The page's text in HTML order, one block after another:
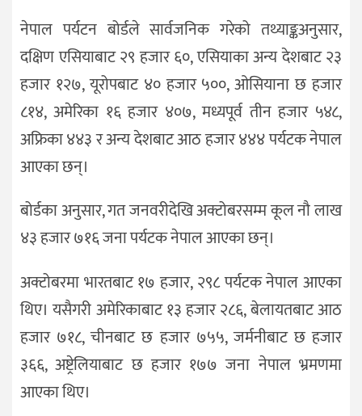
नेपाल पर्यटन बोर्डले सार्वजनिक गरेको तथ्याङ्कअनुसार,
दक्षिण एसियाबाट २९ हजार ६०, एसियाका अन्य देशबाट २३
हजार १२७, यूरोपबाट ४० हजार ५००, ओसियाना छ हजार
८१४, अमेरिका १६ हजार ४०७, मध्यपूर्व तीन हजार ५४८,
अफ्रिका ४४३ र अन्य देशबाट आठ हजार ४४४ पर्यटक नेपाल
आएका छन्।
बोर्डका अनुसार, गत जनवरीदेखि अक्टोबरसम्म कूल नौ लाख
४३ हजार ७१६ जना पर्यटक नेपाल आएका छन्।
अक्टोबरमा भारतबाट १७ हजार, २९८ पर्यटक नेपाल आएका
थिए। यसैगरी अमेरिकाबाट १३ हजार २८६, बेलायतबाट आठ
हजार ७१८, चीनबाट छ हजार ७५५, जर्मनीबाट छ हजार
३६६, अष्ट्रेलियाबाट छ हजार १७७ जना नेपाल भ्रमणमा
आएका थिए।